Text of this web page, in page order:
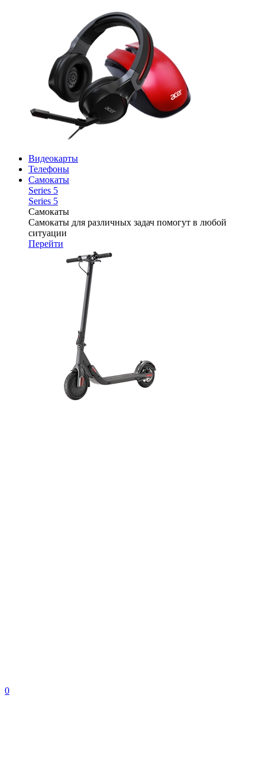
Видеокарты
Телефоны
Самокаты
Series 5
Series 5
Самокаты
Самокаты для различных задач помогут в любой
ситуации
Перейти
0